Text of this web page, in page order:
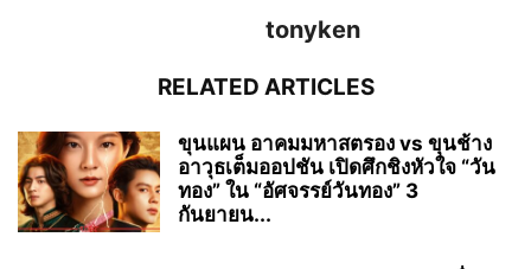
tonyken
RELATED ARTICLES
ขุนแผน อาคมมหาสตรอง vs ขุนช้าง
อาวุธเต็มออปชัน เปิดศึกชิงหัวใจ “วัน
ทอง” ใน “อัศจรรย์วันทอง” 3
กันยายน...